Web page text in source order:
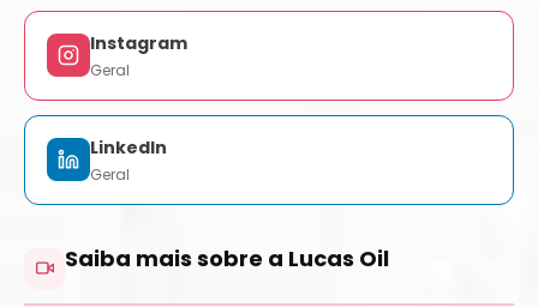
Instagram
Geral
LinkedIn
Geral
Saiba mais sobre a Lucas Oil